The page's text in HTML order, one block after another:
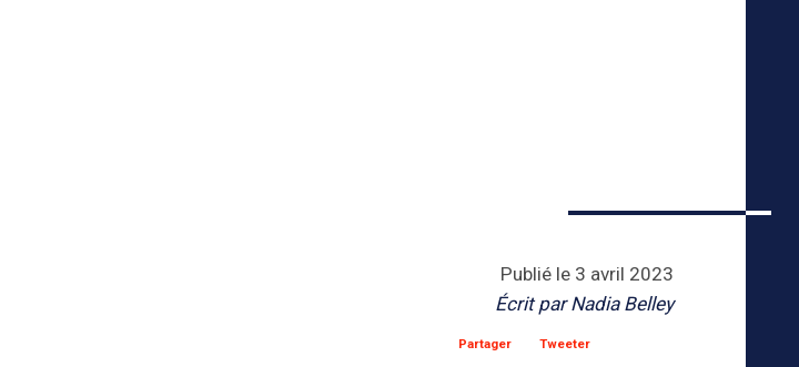
Publié le 3 avril 2023
Écrit parNadia Belley
Partager Tweeter